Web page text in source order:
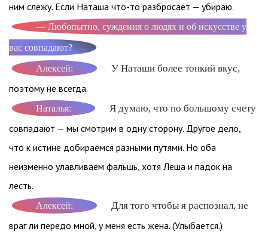
ним слежу. Если Наташа что-то разбросает — убираю.
— Любопытно, суждения о людях и об искусстве у
вас совпадают?
Алексей: У Наташи более тонкий вкус,
поэтому не всегда.
Наталья: Я думаю, что по большому счету
совпадают — мы смотрим в одну сторону. Другое дело,
что к истине добираемся разными путями. Но оба
неизменно улавливаем фальшь, хотя Леша и падок на
лесть.
Алексей: Для того чтобы я распознал, не
враг ли передо мной, у меня есть жена. (Улыбается.)